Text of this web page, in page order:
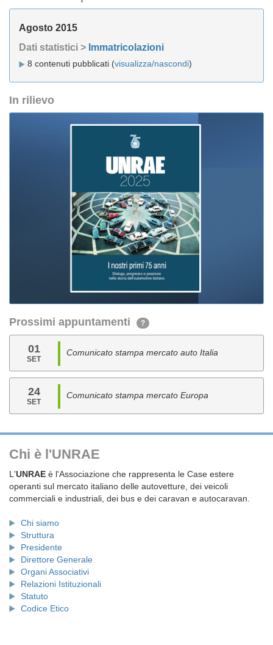
Agosto 2015
Dati statistici > Immatricolazioni
8 contenuti pubblicati (visualizza/nascondi)
In rilievo
Prossimi appuntamenti ?
01
SET
Comunicato stampa mercato auto Italia
24
SET
Comunicato stampa mercato Europa
Chi è l'UNRAE
L'UNRAE è l'Associazione che rappresenta le Case estere
operanti sul mercato italiano delle autovetture, dei veicoli
commerciali e industriali, dei bus e dei caravan e autocaravan.
Chi siamo
Struttura
Presidente
Direttore Generale
Organi Associativi
Relazioni Istituzionali
Statuto
Codice Etico